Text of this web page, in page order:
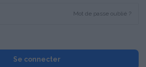
Mot de passe oublié ?
Se connecter